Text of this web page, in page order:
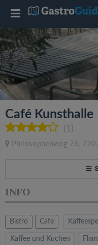
Café Kunsthalle
(1)
Philosophenweg 76,
INFO
Bistro Cafe
Kaffee und Kuchen
T
o
g
l
e
a
v